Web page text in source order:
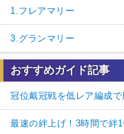
1.フレアマリー
3.グランマリー
おすすめガイド記事
冠位戴冠戦を低レア編成で
最速の絆上げ！3時間で絆